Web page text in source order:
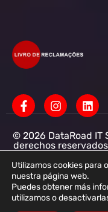
© 2026 DataRoad IT
derechos
Servicios
informáticas para
DataRoad IT
513368078 - CAE:
Utilizamos cookies para
nuestra página web.
Puedes obtener más
utilizamos o